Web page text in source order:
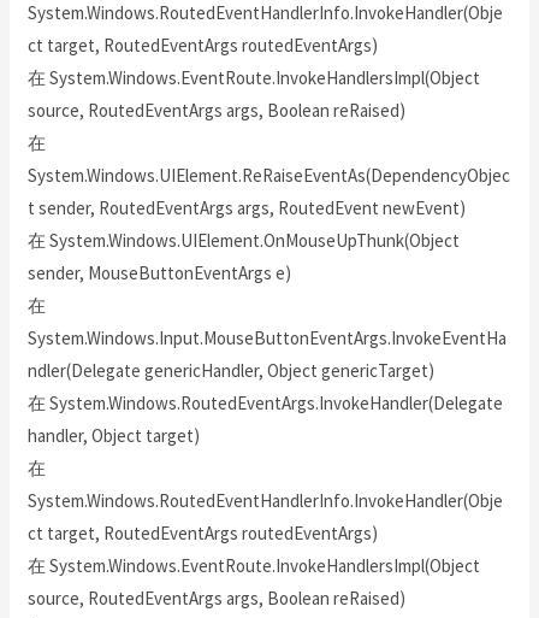
System.Windows.RoutedEventHandlerInfo.InvokeHandler(Obje
ct target, RoutedEventArgs routedEventArgs)
在 System.Windows.EventRoute.InvokeHandlersImpl(Object
source, RoutedEventArgs args, Boolean reRaised)
在
System.Windows.UIElement.ReRaiseEventAs(DependencyObjec
t sender, RoutedEventArgs args, RoutedEvent newEvent)
在 System.Windows.UIElement.OnMouseUpThunk(Object
sender, MouseButtonEventArgs e)
在
System.Windows.Input.MouseButtonEventArgs.InvokeEventHa
ndler(Delegate genericHandler, Object genericTarget)
在 System.Windows.RoutedEventArgs.InvokeHandler(Delegate
handler, Object target)
在
System.Windows.RoutedEventHandlerInfo.InvokeHandler(Obje
ct target, RoutedEventArgs routedEventArgs)
在 System.Windows.EventRoute.InvokeHandlersImpl(Object
source, RoutedEventArgs args, Boolean reRaised)